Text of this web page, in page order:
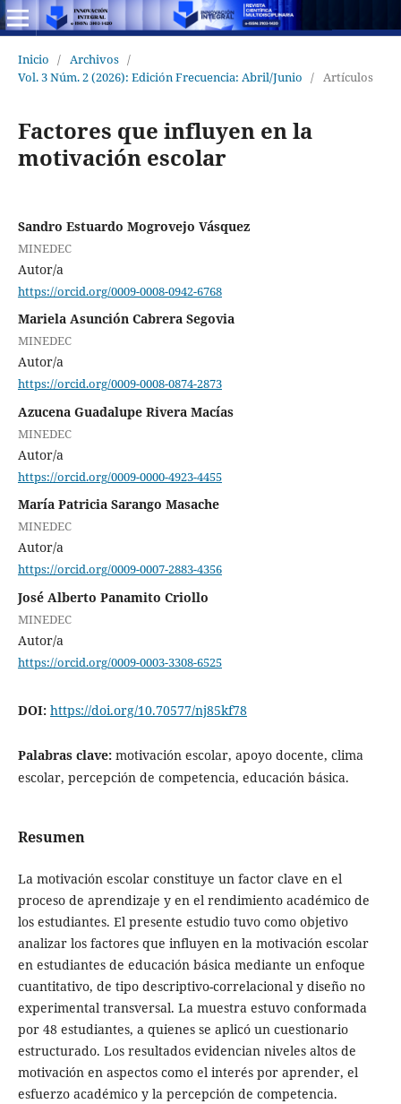
Inicio / Archivos /
Vol. 3 Núm. 2 (2026): Edición Frecuencia: Abril/Junio / Artículos
Factores que influyen en la
motivación escolar
Sandro Estuardo Mogrovejo Vásquez
MINEDEC
Autor/a
https://orcid.org/0009-0008-0942-6768
Mariela Asunción Cabrera Segovia
MINEDEC
Autor/a
https://orcid.org/0009-0008-0874-2873
Azucena Guadalupe Rivera Macías
MINEDEC
Autor/a
https://orcid.org/0009-0000-4923-4455
María Patricia Sarango Masache
MINEDEC
Autor/a
https://orcid.org/0009-0007-2883-4356
José Alberto Panamito Criollo
MINEDEC
Autor/a
https://orcid.org/0009-0003-3308-6525
DOI: https://doi.org/10.70577/nj85kf78
Palabras clave: motivación escolar, apoyo docente, clima
escolar, percepción de competencia, educación básica.
Resumen
La motivación escolar constituye un factor clave en el
proceso de aprendizaje y en el rendimiento académico de
los estudiantes. El presente estudio tuvo como objetivo
analizar los factores que influyen en la motivación escolar
en estudiantes de educación básica mediante un enfoque
cuantitativo, de tipo descriptivo-correlacional y diseño no
experimental transversal. La muestra estuvo conformada
por 48 estudiantes, a quienes se aplicó un cuestionario
estructurado. Los resultados evidencian niveles altos de
motivación en aspectos como el interés por aprender, el
esfuerzo académico y la percepción de competencia.